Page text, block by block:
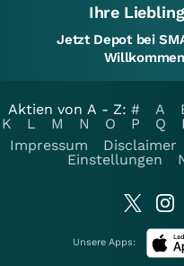
Ihre
Jetzt Depot bei
Aktien von A - Z: # A
K
L M N O P Q
Impressum
Disclaimer
Einstellungen
Unsere Apps: